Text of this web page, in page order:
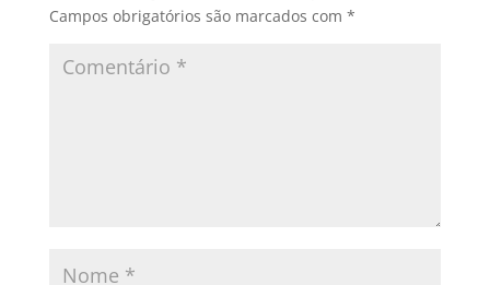
Campos obrigatórios são marcados com *